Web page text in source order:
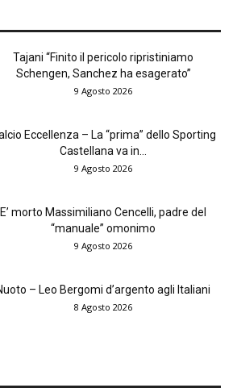
Tajani “Finito il pericolo ripristiniamo
Schengen, Sanchez ha esagerato”
9 Agosto 2026
Eccellenza – La “prima” dello Sporting
Castellana va in...
9 Agosto 2026
E’ morto Massimiliano Cencelli, padre del
“manuale” omonimo
9 Agosto 2026
– Leo Bergomi d’argento agli Italiani
8 Agosto 2026